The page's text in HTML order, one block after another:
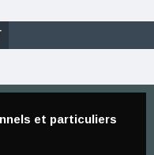
et particuliers